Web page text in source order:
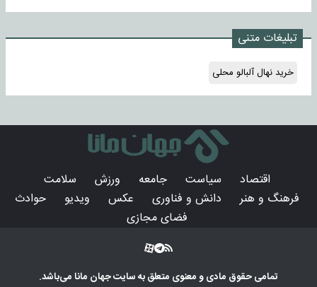
تبلیغات متنی
خرید نهال آلبالو محلی
اقتصاد سیاست جامعه ورزش
سلامت
فرهنگ و هنر
دانش و فناوری عکس ویدیو
حوادث
فضای مجازی
تمامی حقوق مادی و معنوی متعلق به سایتجهان مانامی‌باشد.